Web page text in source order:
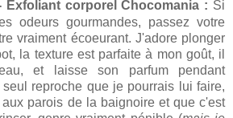
Exfoliant corporel Chocomania : Si
odeurs gourmandes, passez votre
vraiment écoeurant. J'adore plonger
la texture est parfaite à mon goût, il
et laisse son parfum pendant
reproche que je pourrais lui faire,
parois de la baignoire et que c'est